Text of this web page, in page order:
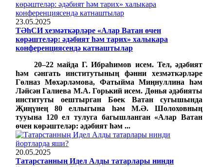
23.05.2025
ТӘһСИ хезмәткәрләре «Алар Ватан өчен
көрәштеләр: әдәбият һәм тарих» халыкара
конференциясендә катнаштылар
20–22 майда Г. Ибраһимов исем. Тел, әдәбият
һәм сәнгать институтының фәнни хезмәткәрләре
Гөлназ Мөхәрләмова, Фатыйма Миңнуллина һәм
Ләйсән Галиева М.А. Горький исем. Дөнья әдәбияты
институты оештырган Бөек Ватан сугышында
Җиңүнең 80 еллыгына һәм М.Ә. Шолоховның
тууына 120 ел тулуга багышланган «Алар Ватан
өчен көрәштеләр: әдәбият һәм ...
20.05.2025
Татарстанның Идел Алды татарлары нинди